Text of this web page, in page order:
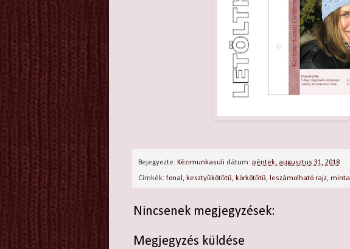
Bejegyezte: Kézimunkasuli dátum: péntek, augusztus 31, 2018
Címkék: fonal , kesztyűkötőtű, körkötőtű, leszámolható rajz, minta
Nincsenek megjegyzések:
Megjegyzés küldése